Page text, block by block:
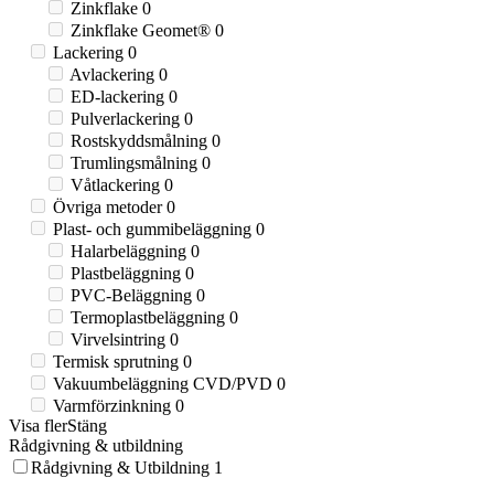
Zinkflake 0
Zinkflake Geomet® 0
Lackering 0
Avlackering 0
ED-lackering 0
Pulverlackering 0
Rostskyddsmålning 0
Trumlingsmålning 0
Våtlackering 0
Övriga metoder0
Plast- och gummibeläggning 0
Halarbeläggning 0
Plastbeläggning 0
PVC-Beläggning 0
Termoplastbeläggning 0
Virvelsintring 0
Termisk sprutning 0
Vakuumbeläggning CVD/PVD 0
Varmförzinkning 0
Visa flerStäng
Rådgivning & utbildning
Rådgivning & Utbildning 1